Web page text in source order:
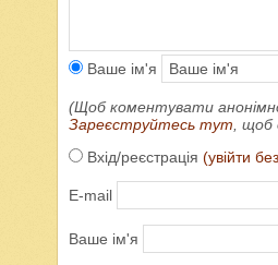
Ваше ім'я
(Щоб коментувати
Зареєструйтесь тут, щоб
Вхід/реєстрація (увійти
E-mail
Ваше ім'я